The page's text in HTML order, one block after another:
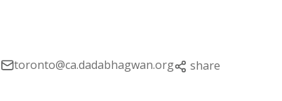
toronto@ca.dadabhagwan.org share